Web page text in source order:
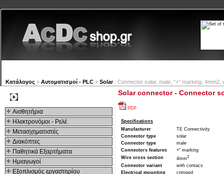
Κατάλογος » Αυτοματισμοί - PLC » Solar: Connector solar, male, "+" marking, 4mm2,
Αισθητήρια
Ηλεκτρονόμοι - Ρελέ
Μετασχηματιστές
Διακόπτες
Παθητικά Εξαρτήματα
Hμιαγωγοί
Εξοπλισμός εργαστηρίου
Solar connector - Connector
PDF
Specifications
Manufacturer
TE Connectivity
Connector type
solar
Connector type
male
Connectors features
+" marking
Wire cross section
4mm2
Connector variant
with contacs
Electrical mounting
crimped